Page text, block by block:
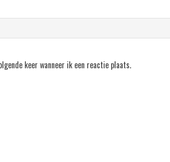
keer wanneer ik een reactie plaats.